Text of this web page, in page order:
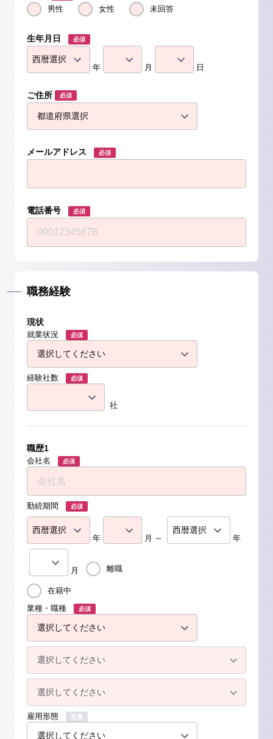
男性 女性 未回答
生年月日 必須
年 月 日
ご住所 必須
メールアドレス 必須
電話番号 必須
職務経験
現状
就業状況 必須
経験社数 必須
社
職歴1
会社名 必須
勤続期間 必須
年 月 ～ 年
月 離職
在籍中
業種・職種
必須
雇用形態 任意